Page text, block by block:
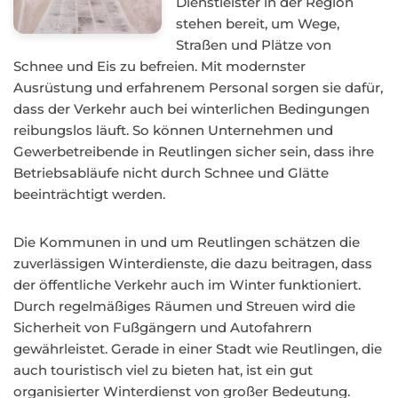
stehen bereit, um Wege,
Straßen und Plätze von
Schnee und Eis zu befreien. Mit modernster
Ausrüstung und erfahrenem Personal sorgen sie dafür,
dass der Verkehr auch bei winterlichen Bedingungen
reibungslos läuft. So können Unternehmen und
Gewerbetreibende in Reutlingen sicher sein, dass ihre
Betriebsabläufe nicht durch Schnee und Glätte
beeinträchtigt werden.
Die Kommunen in und um Reutlingen schätzen die
zuverlässigen Winterdienste, die dazu beitragen, dass
der öffentliche Verkehr auch im Winter funktioniert.
Durch regelmäßiges Räumen und Streuen wird die
Sicherheit von Fußgängern und Autofahrern
gewährleistet. Gerade in einer Stadt wie Reutlingen, die
auch touristisch viel zu bieten hat, ist ein gut
organisierter Winterdienst von großer Bedeutung.